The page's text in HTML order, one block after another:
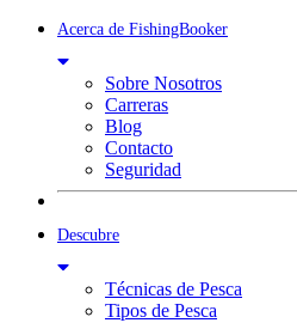
Acerca de FishingBooker
Sobre Nosotros
Carreras
Blog
Contacto
Seguridad
Descubre
Técnicas de Pesca
Tipos de Pesca